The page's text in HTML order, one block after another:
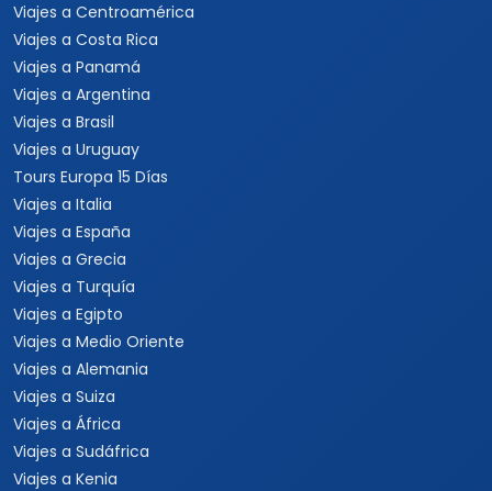
Viajes a Centroamérica
Viajes a Costa Rica
Viajes a Panamá
Viajes a Argentina
Viajes a Brasil
Viajes a Uruguay
Tours Europa 15 Días
Viajes a Italia
Viajes a España
Viajes a Grecia
Viajes a Turquía
Viajes a Egipto
Viajes a Medio Oriente
Viajes a Alemania
Viajes a Suiza
Viajes a África
Viajes a Sudáfrica
Viajes a Kenia